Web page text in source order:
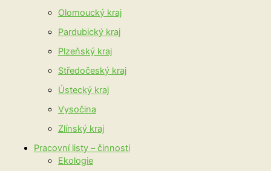
Olomoucký kraj
Pardubický kraj
Plzeňský kraj
Středočeský kraj
Ústecký kraj
Vysočina
Zlínský kraj
Pracovní listy – činnosti
Ekologie